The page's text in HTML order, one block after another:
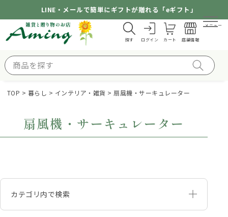
LINE・メールで簡単にギフトが贈れる「eギフト」
探す ログイン カート 店舗情報
メニュー
TOP 暮らし インテリア・雑貨 扇風機・サーキュレーター
扇風機・サーキュレーター
カテゴリ内で検索